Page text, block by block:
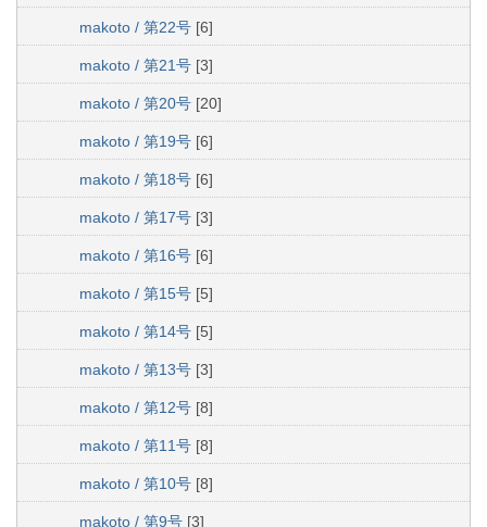
makoto / 第22号 [6]
makoto / 第21号 [3]
makoto / 第20号 [20]
makoto / 第19号 [6]
makoto / 第18号 [6]
makoto / 第17号 [3]
makoto / 第16号 [6]
makoto / 第15号 [5]
makoto / 第14号 [5]
makoto / 第13号 [3]
makoto / 第12号 [8]
makoto / 第11号 [8]
makoto / 第10号 [8]
makoto / 第9号 [3]